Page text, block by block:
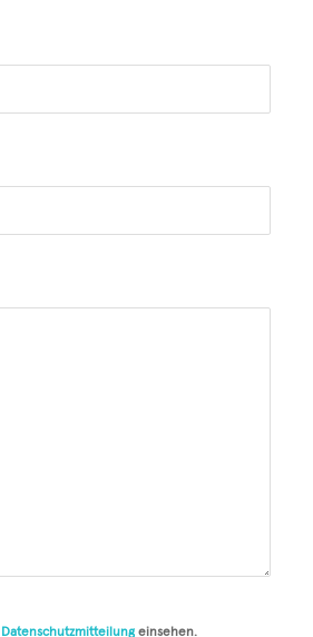
Datenschutzmitteilung einsehen.